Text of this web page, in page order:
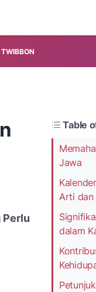
TWIBBON
Table
Jawa
Arti dan
dalam
Perlu